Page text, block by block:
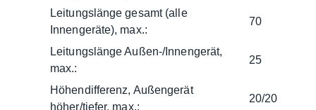
Leitungslänge gesamt (alle
Innengeräte), max.:
70
Leitungslänge Außen-/Innengerät,
max.:
25
Höhendifferenz, Außengerät
höher/tiefer, max.:
20/20